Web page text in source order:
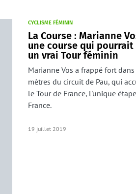
CYCLISME FÉMININ
La Course : Marianne
une course qui
un vrai Tour féminin
Marianne Vos a frappé fort
mètres du circuit de Pau, qui
le Tour de France, l'unique
France.
19 juillet 2019